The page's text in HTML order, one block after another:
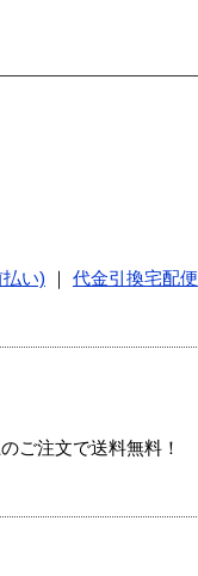
い) 代金引換宅配便
ご注文で送料無料！